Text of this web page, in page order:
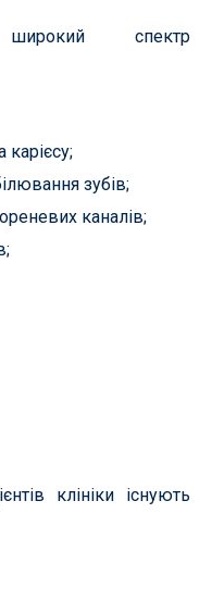
спектр
карієсу;
зубів;
каналів;
клініки існують